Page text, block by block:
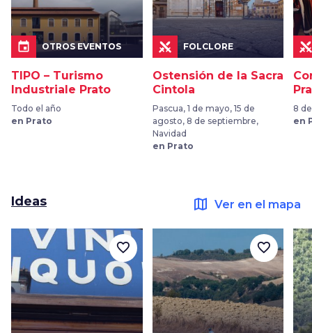
event OTROS EVENTOS
TIPO – Turismo
Industriale Prato
Todo el año
en Prato
FOLCLORE
Ostensión de la Sacra
Cintola
Pascua, 1 de mayo, 15 de
agosto, 8 de septiembre,
Navidad
en Prato
8
en
Ideas map Ver en el mapa
favorite_border favorite_border